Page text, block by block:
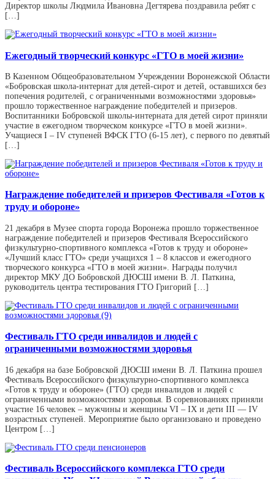
Директор школы Людмила Ивановна Дегтярева поздравила ребят с
[…]
Ежегодный творческий конкурс «ГТО в моей жизни»
В Казенном Общеобразовательном Учреждении Воронежской Области
«Бобровская школа-интернат для детей-сирот и детей, оставшихся без
попечения родителей, с ограниченными возможностями здоровья»
прошло торжественное награждение победителей и призеров.
Воспитанники Бобровской школы-интерната для детей сирот приняли
участие в ежегодном творческом конкурсе «ГТО в моей жизни».
Учащиеся I – IV ступеней ВФСК ГТО (6-15 лет), с первого по девятый
[…]
Награждение победителей и призеров Фестиваля «Готов к
труду и обороне»
21 декабря в Музее спорта города Воронежа прошло торжественное
награждение победителей и призеров Фестиваля Всероссийского
физкультурно-спортивного комплекса «Готов к труду и обороне»
«Лучший класс ГТО» среди учащихся 1 – 8 классов и ежегодного
творческого конкурса «ГТО в моей жизни». Награды получил
директор МКУ ДО Бобровской ДЮСШ имени В. Л. Паткина,
руководитель центра тестирования ГТО Григорий […]
Фестиваль ГТО среди инвалидов и людей с
ограниченными возможностями здоровья
16 декабря на базе Бобровской ДЮСШ имени В. Л. Паткина прошел
Фестиваль Всероссийского физкультурно-спортивного комплекса
«Готов к труду и обороне» (ГТО) среди инвалидов и людей с
ограниченными возможностями здоровья. В соревнованиях приняли
участие 16 человек – мужчины и женщины VI – IX и дети III — IV
возрастных ступеней. Мероприятие было организовано и проведено
Центром […]
Фестиваль Всероссийского комплекса ГТО среди